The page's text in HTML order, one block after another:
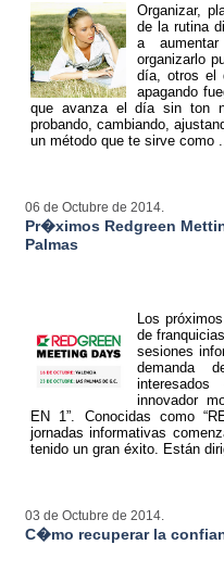
Organizar,
de la rutina
a
organizarlo
día, otros el
apagando
que avanza el día sin ton
probando, cambiando,
un método que te sirve como ...
06 de Octubre de 2014.
Pr�ximos Redgreen
Palmas
Los
de
sesiones
demanda
innovador
EN 1”. Conocidas como
jornadas informativas
tenido un gran éxito. Están
03 de Octubre de 2014.
C�mo recuperar la